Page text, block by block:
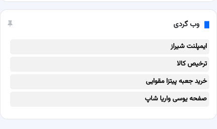
وب گردی
ایمپلنت شیراز
ترخیص کالا
خرید جعبه پیتزا مقوایی
صفحه یوسی واریا شاپ